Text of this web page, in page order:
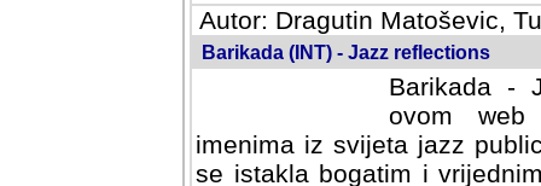
Autor: Dragutin Matoševic,
Barikada (INT) - Jazz reflections
Barikada -
ovom web
imenima iz svijeta jazz
se istakla bogatim i